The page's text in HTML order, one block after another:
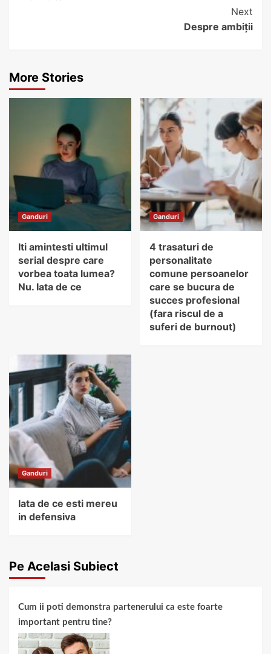
Next
Despre ambiții
More Stories
Ganduri
Iti amintesti ultimul
serial despre care
vorbea toata lumea?
Nu. Iata de ce
Ganduri
4 trasaturi de
personalitate
comune persoanelor
care se bucura de
succes profesional
(fara riscul de a
suferi de burnout)
Ganduri
Iata de ce esti mereu
in defensiva
Pe Acelasi Subiect
Cum ii poti demonstra partenerului ca este foarte
important pentru tine?